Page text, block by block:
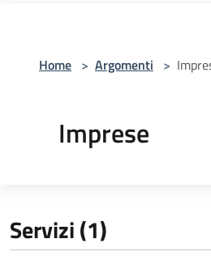
Home > Argomenti >
Imprese
Servizi (1)